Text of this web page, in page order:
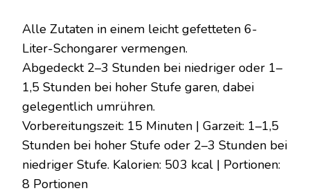
Alle Zutaten in einem leicht gefetteten 6-
Liter-Schongarer vermengen.
Abgedeckt 2–3 Stunden bei niedriger oder 1–
1,5 Stunden bei hoher Stufe garen, dabei
gelegentlich umrühren.
Vorbereitungszeit: 15 Minuten | Garzeit: 1–1,5
Stunden bei hoher Stufe oder 2–3 Stunden bei
niedriger Stufe. Kalorien: 503 kcal | Portionen:
8 Portionen